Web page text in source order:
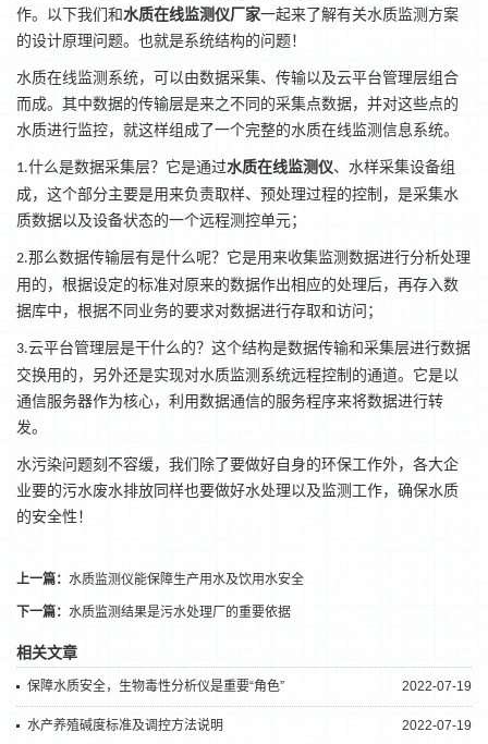
1 2
作。以下我们和水质在线监测仪厂家一起来了解有关水质监测方案
的设计原理问题。也就是系统结构的问题！
水质在线监测系统，可以由数据采集、传输以及云平台管理层组合
而成。其中数据的传输层是来之不同的采集点数据，并对这些点的
水质进行监控，就这样组成了一个完整的水质在线监测信息系统。
1.什么是数据采集层？它是通过水质在线监测仪、水样采集设备组
成，这个部分主要是用来负责取样、预处理过程的控制，是采集水
质数据以及设备状态的一个远程测控单元；
2.那么数据传输层有是什么呢？它是用来收集监测数据进行分析处理
用的，根据设定的标准对原来的数据作出相应的处理后，再存入数
据库中，根据不同业务的要求对数据进行存取和访问；
3.云平台管理层是干什么的？这个结构是数据传输和采集层进行数据
交换用的，另外还是实现对水质监测系统远程控制的通道。它是以
通信服务器作为核心，利用数据通信的服务程序来将数据进行转
发。
水污染问题刻不容缓，我们除了要做好自身的环保工作外，各大企
业要的污水废水排放同样也要做好水处理以及监测工作，确保水质
的安全性！
上一篇： 水质监测仪能保障生产用水及饮用水安全
下一篇： 水质监测结果是污水处理厂的重要依据
相关文章
2022-07-19
保障水质安全，生物毒性分析仪是重要“角色”
2022-07-19
水产养殖碱度标准及调控方法说明